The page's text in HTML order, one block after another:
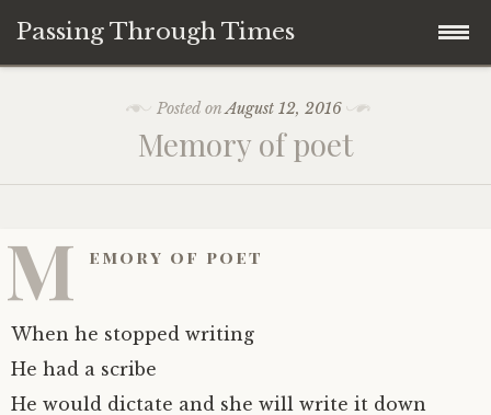
Passing Through Times
About author
Posted onAugust 12, 2016
Memory of poet
M emory of poet
When he stopped writing
He had a scribe
He would dictate and she will write it down